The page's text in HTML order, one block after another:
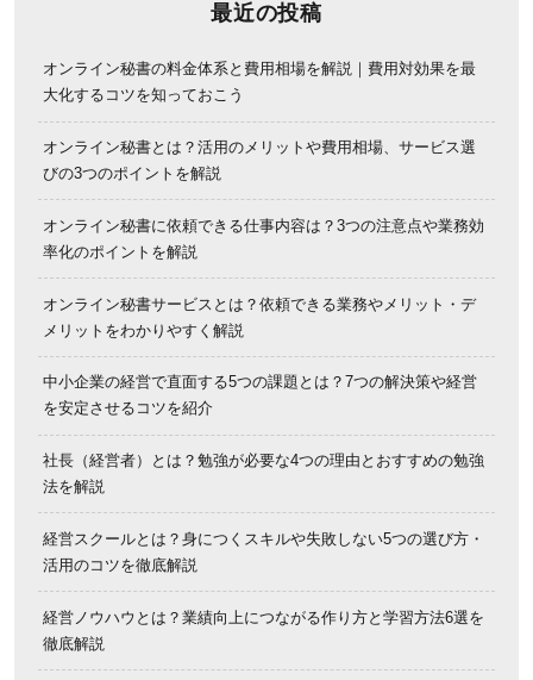
最近の投稿
オンライン秘書の料金体系と費用相場を解説｜費用対効果を最
大化するコツを知っておこう
オンライン秘書とは？活用のメリットや費用相場、サービス選
びの3つのポイントを解説
オンライン秘書に依頼できる仕事内容は？3つの注意点や業務効
率化のポイントを解説
オンライン秘書サービスとは？依頼できる業務やメリット・デ
メリットをわかりやすく解説
中小企業の経営で直面する5つの課題とは？7つの解決策や経営
を安定させるコツを紹介
社長（経営者）とは？勉強が必要な4つの理由とおすすめの勉強
法を解説
経営スクールとは？身につくスキルや失敗しない5つの選び方・
活用のコツを徹底解説
経営ノウハウとは？業績向上につながる作り方と学習方法6選を
徹底解説